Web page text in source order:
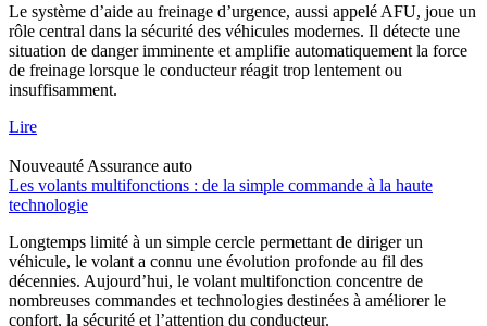
Le système d’aide au freinage d’urgence, aussi appelé AFU, joue un
rôle central dans la sécurité des véhicules modernes. Il détecte une
situation de danger imminente et amplifie automatiquement la force
de freinage lorsque le conducteur réagit trop lentement ou
insuffisamment.
Lire
Nouveauté Assurance auto
Les volants multifonctions : de la simple commande à la haute
technologie
Longtemps limité à un simple cercle permettant de diriger un
véhicule, le volant a connu une évolution profonde au fil des
décennies. Aujourd’hui, le volant multifonction concentre de
nombreuses commandes et technologies destinées à améliorer le
confort, la sécurité et l’attention du conducteur.